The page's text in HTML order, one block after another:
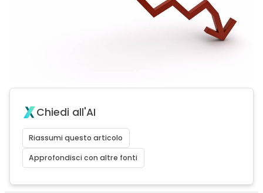
Chiedi all'AI
Riassumi questo articolo
Approfondisci con altre fonti